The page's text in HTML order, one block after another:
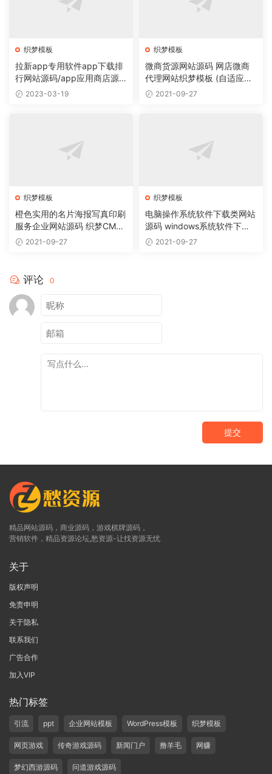
织梦模板
拉新app专用软件app下载排
行网站源码/app应用商店源
码 2023-03-19
织梦模板
微商货源网站源码 网店微商
代理网站织梦模板 (自适应手
机版)2021-09-27
织梦模板
橙色实用的名片海报写真印刷
服务企业网站源码 织梦CMS
模板2021-09-27
织梦模板
电脑操作系统软件下载类网站
源码 windows系统软件下载
网站织梦模板
2021-09-27
评论 0
提交
精品网站源码，商业源码，游戏棋牌源码，
营销软件，精品资源论坛,愁资源-让找资源无忧
关于
版权声明
免责申明
关于隐私
联系我们
广告合作
加入VIP
热门标签
引流 ppt 企业网站模板 WordPress模板 织梦模板
网页游戏 传奇游戏源码 新闻门户 撸羊毛 网赚
梦幻西游源码 问道游戏源码